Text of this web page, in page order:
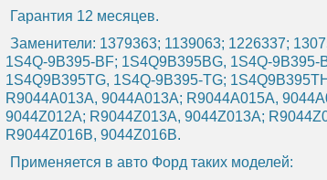
Гарантия 12 месяцев.
Заменители: 1379363; 1139063; 1226337;
1S4Q-9B395-BF; 1S4Q9B395BG, 1S4Q-
1S4Q9B395TG, 1S4Q-9B395-TG;
R9044A013A, 9044A013A; R9044A015A,
9044Z012A; R9044Z013A, 9044Z013A;
R9044Z016B, 9044Z016B.
Применяется в авто Форд таких моделей: